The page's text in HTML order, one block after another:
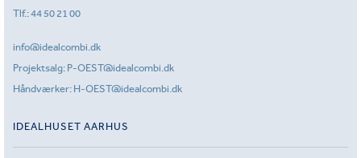
Tlf.:44 50 21 00
info@idealcombi.dk
Projektsalg: P-OEST@idealcombi.dk
Håndværker: H-OEST@idealcombi.dk
IDEALHUSET AARHUS